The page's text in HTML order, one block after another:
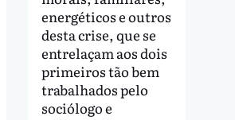
energéticos e outros
desta crise, que se
entrelaçam aos dois
primeiros tão bem
trabalhados pelo
sociólogo e